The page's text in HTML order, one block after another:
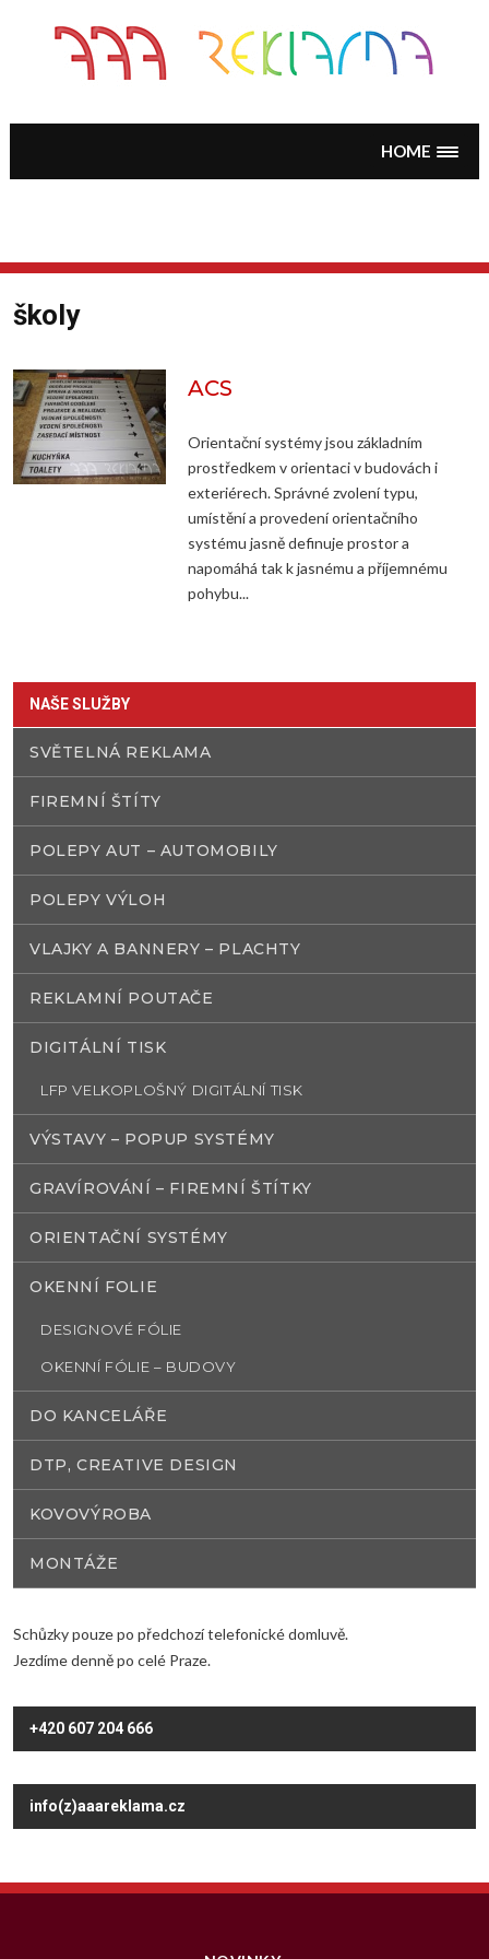
content
HOME
školy
ACS
Orientační systémy jsou základním
prostředkem v orientaci v budovách i
exteriérech. Správné zvolení typu,
umístění a provedení orientačního
systému jasně definuje prostor a
napomáhá tak k jasnému a příjemnému
pohybu...
NAŠE SLUŽBY
SVĚTELNÁ REKLAMA
FIREMNÍ ŠTÍTY
POLEPY AUT – AUTOMOBILY
POLEPY VÝLOH
VLAJKY A BANNERY – PLACHTY
REKLAMNÍ POUTAČE
DIGITÁLNÍ TISK
LFP VELKOPLOŠNÝ DIGITÁLNÍ TISK
VÝSTAVY – POPUP SYSTÉMY
GRAVÍROVÁNÍ – FIREMNÍ ŠTÍTKY
ORIENTAČNÍ SYSTÉMY
OKENNÍ FOLIE
DESIGNOVÉ FÓLIE
OKENNÍ FÓLIE – BUDOVY
DO KANCELÁŘE
DTP, CREATIVE DESIGN
KOVOVÝROBA
MONTÁŽE
Schůzky pouze po předchozí telefonické domluvě.
Jezdíme denně po celé Praze.
+420 607 204 666
info(z)aaareklama.cz